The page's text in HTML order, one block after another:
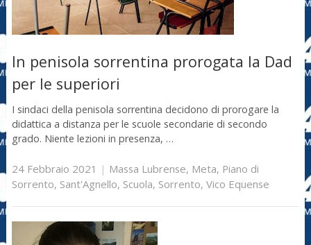
In penisola sorrentina prorogata la Dad
per le superiori
I sindaci della penisola sorrentina decidono di prorogare la
didattica a distanza per le scuole secondarie di secondo
grado. Niente lezioni in presenza, …
24 Febbraio 2021 | Massa Lubrense, Meta, Piano di
Sorrento, Sant'Agnello, Scuola, Sorrento, Vico Equense